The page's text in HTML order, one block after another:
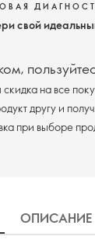
свой
на все
другу и
Бесплатная доставка при
ОПИСАНИЕ